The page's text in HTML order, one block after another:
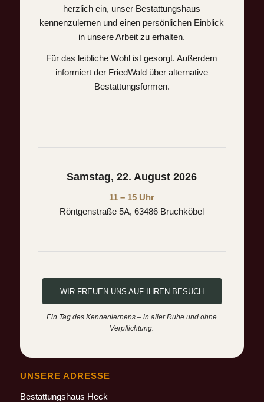
herzlich ein, unser Bestattungshaus
kennenzulernen und einen persönlichen Einblick
in unsere Arbeit zu erhalten.
Für das leibliche Wohl ist gesorgt. Außerdem
informiert der FriedWald über alternative
Bestattungsformen.
Samstag, 22. August 2026
11 – 15 Uhr
Röntgenstraße 5A, 63486 Bruchköbel
WIR FREUEN UNS AUF IHREN BESUCH
Ein Tag des Kennenlernens – in aller Ruhe und ohne
Verpflichtung.
UNSERE ADRESSE
Bestattungshaus Heck